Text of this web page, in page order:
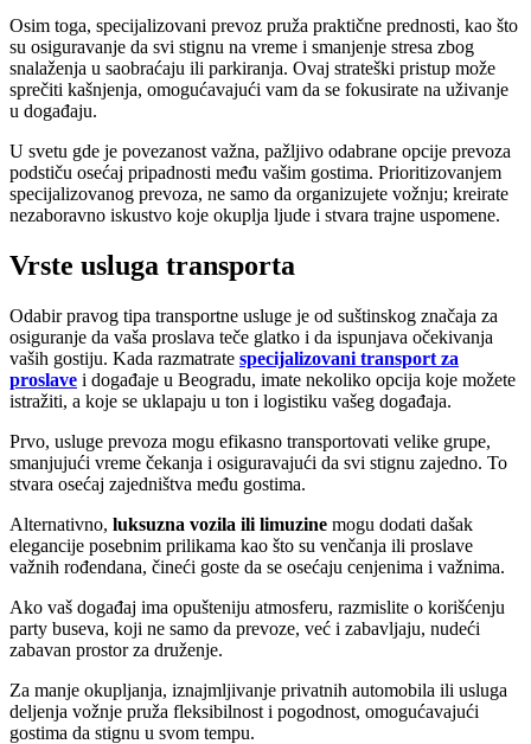
Osim toga, specijalizovani prevoz pruža praktične prednosti, kao što
su osiguravanje da svi stignu na vreme i smanjenje stresa zbog
snalaženja u saobraćaju ili parkiranja. Ovaj strateški pristup može
sprečiti kašnjenja, omogućavajući vam da se fokusirate na uživanje
u događaju.
U svetu gde je povezanost važna, pažljivo odabrane opcije prevoza
podstiču osećaj pripadnosti među vašim gostima. Prioritizovanjem
specijalizovanog prevoza, ne samo da organizujete vožnju; kreirate
nezaboravno iskustvo koje okuplja ljude i stvara trajne uspomene.
Vrste usluga transporta
Odabir pravog tipa transportne usluge je od suštinskog značaja za
osiguranje da vaša proslava teče glatko i da ispunjava očekivanja
vaših gostiju. Kada razmatrate specijalizovani transport za
proslave i događaje u Beogradu, imate nekoliko opcija koje možete
istražiti, a koje se uklapaju u ton i logistiku vašeg događaja.
Prvo, usluge prevoza mogu efikasno transportovati velike grupe,
smanjujući vreme čekanja i osiguravajući da svi stignu zajedno. To
stvara osećaj zajedništva među gostima.
Alternativno, luksuzna vozila ili limuzine mogu dodati dašak
elegancije posebnim prilikama kao što su venčanja ili proslave
važnih rođendana, čineći goste da se osećaju cenjenima i važnima.
Ako vaš događaj ima opušteniju atmosferu, razmislite o korišćenju
party buseva, koji ne samo da prevoze, već i zabavljaju, nudeći
zabavan prostor za druženje.
Za manje okupljanja, iznajmljivanje privatnih automobila ili usluga
deljenja vožnje pruža fleksibilnost i pogodnost, omogućavajući
gostima da stignu u svom tempu.